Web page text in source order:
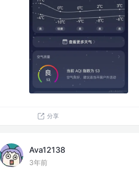
分享
Ava12138
3年前